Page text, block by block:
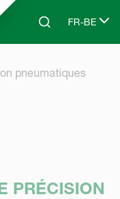
content
SearchFR-BE
Select
pneumatiques
PRÉCISION